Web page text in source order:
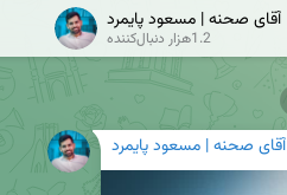
آقای صحنه | مسعود پایمرد
1.2هزار دنبال‌کننده
آقای صحنه | مسعود پایمرد